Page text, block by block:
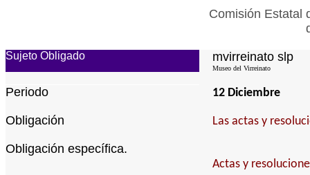
Comisión Estatal
Sujeto Obligado mvirreinato slp
Museo del Virreinato
Periodo 12 Diciembre
Obligación Las actas y
Obligación específica.
Actas y